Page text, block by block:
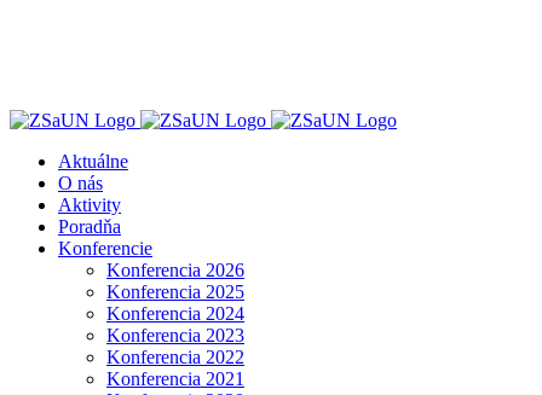
Aktuálne
O nás
Aktivity
Poradňa
Konferencie
Konferencia 2026
Konferencia 2025
Konferencia 2024
Konferencia 2023
Konferencia 2022
Konferencia 2021